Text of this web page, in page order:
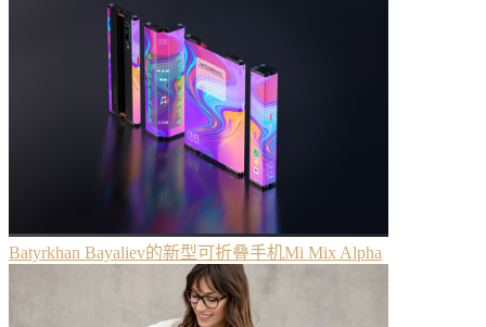
Batyrkhan Bayaliev的新型可折叠手机Mi Mix Alpha